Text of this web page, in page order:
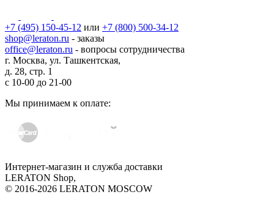
+7 (495) 150-45-12 или +7 (800) 500-34-12
shop@leraton.ru - заказы
office@leraton.ru - вопросы сотрудничества
г. Москва, ул. Ташкентская,
д. 28, стр. 1
с 10-00 до 21-00
Мы принимаем к оплате:
Интернет-магазин и служба доставки
LERATON Shop,
© 2016-2026 LERATON MOSCOW